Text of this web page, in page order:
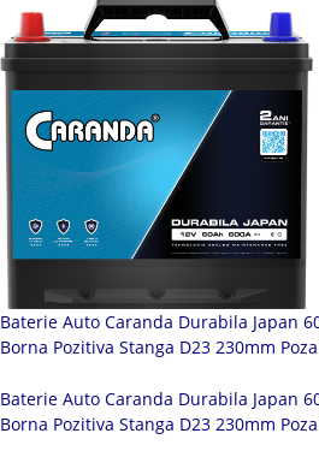
Baterie Auto Caranda Durabila Japan
Borna Pozitiva Stanga D23 230mm
Baterie Auto Caranda Durabila Japan
Borna Pozitiva Stanga D23 230mm